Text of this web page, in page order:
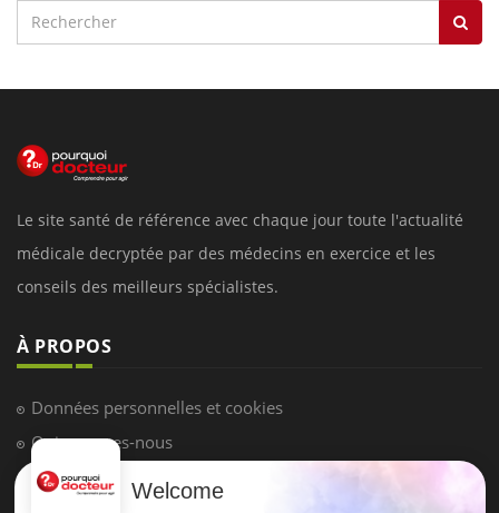
Le site santé de référence avec chaque jour toute l'actualité
médicale decryptée par des médecins en exercice et les
conseils des meilleurs spécialistes.
À PROPOS
Données personnelles et cookies
Qui sommes-nous
Conditions d'utilisation
Welcome